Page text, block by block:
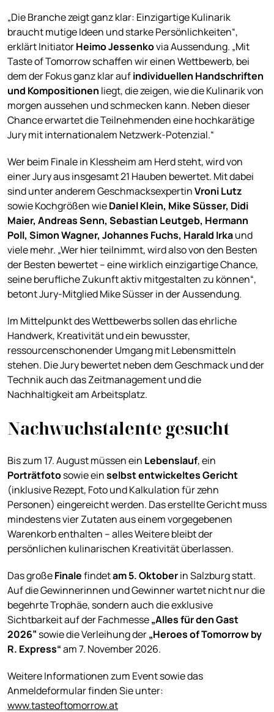
„Die Branche zeigt ganz klar: Einzigartige Kulinarik
braucht mutige Ideen und starke Persönlichkeiten“,
erklärt InitiatorHeimo Jessenkovia Aussendung. „Mit
Taste of Tomorrow schaffen wir einen Wettbewerb, bei
dem der Fokus ganz klar aufindividuellen Handschriften
und Kompositionen liegt, die zeigen, wie die Kulinarik von
morgen aussehen und schmecken kann. Neben dieser
Chance erwartet die Teilnehmenden eine hochkarätige
Jury mit internationalem Netzwerk-Potenzial.“
Wer beim Finale in Klessheim am Herd steht, wird von
einer Jury aus insgesamt 21 Hauben bewertet. Mit dabei
sind unter anderem GeschmacksexpertinVroni Lutz
sowie Kochgrößen wieDanielKlein, Mike Süsser, Didi
Maier, Andreas Senn, Sebastian Leutgeb, Hermann
Poll, Simon Wagner, Johannes Fuchs, Harald Irkaund
viele mehr. „Wer hier teilnimmt, wird also von den Besten
der Besten bewertet – eine wirklich einzigartige Chance,
seine berufliche Zukunft aktiv mitgestalten zu können“,
betont Jury-Mitglied Mike Süsser in der Aussendung.
Im Mittelpunkt des Wettbewerbs sollen das ehrliche
Handwerk, Kreativität und ein bewusster,
ressourcenschonender Umgang mit Lebensmitteln
stehen. Die Jury bewertet neben dem Geschmack und der
Technik auch das Zeitmanagement und die
Nachhaltigkeit am Arbeitsplatz.
Nachwuchstalente gesucht
Bis zum 17. August müssen ein Lebenslauf, ein
Porträtfotosowie einselbst entwickeltes Gericht
(inklusive Rezept, Foto und Kalkulation für zehn
Personen) eingereicht werden. Das erstellte Gericht muss
mindestens vier Zutaten aus einem vorgegebenen
Warenkorb enthalten – alles Weitere bleibt der
persönlichen kulinarischen Kreativität überlassen.
Das großeFinalefindetam 5. Oktoberin Salzburg statt.
Auf die Gewinnerinnen und Gewinner wartet nicht nur die
begehrte Trophäe, sondern auch die exklusive
Sichtbarkeit auf der Fachmesse„Alles für den Gast
2026” sowie die Verleihung der„Heroes of Tomorrow by
R. Express“am 7. November 2026.
Weitere Informationen zum Event sowie das
Anmeldeformular finden Sie unter:
www.tasteoftomorrow.at